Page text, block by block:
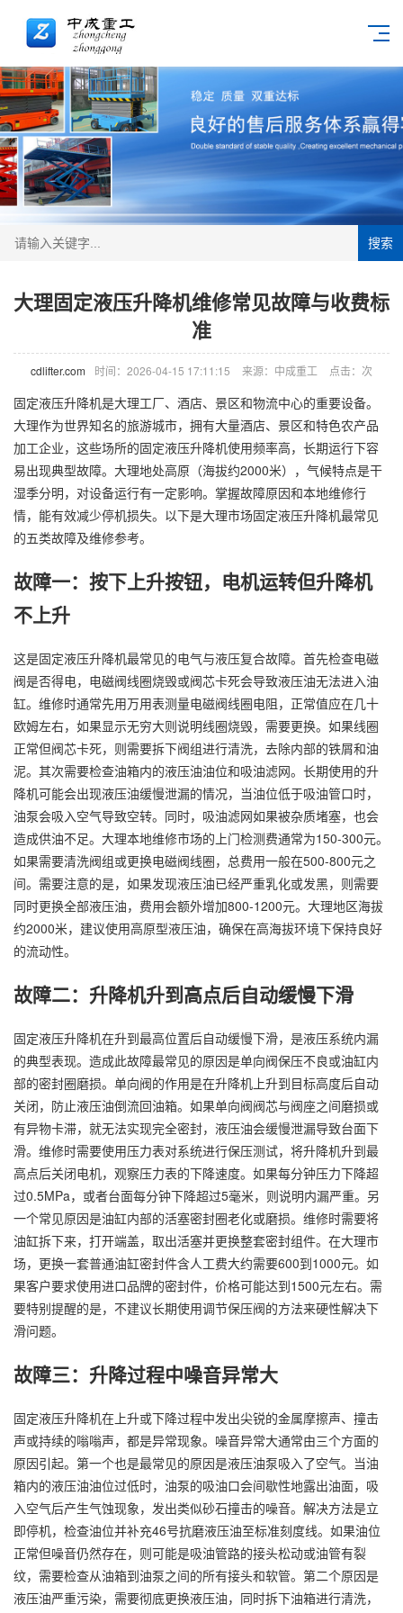
搜索
大理固定液压升降机维修常见故障与收费标
准
cdlifter.com 时间：2026-04-15 17:11:15 来源：中成重工 点击： 次
固定液压升降机是大理工厂、酒店、景区和物流中心的重要设备。
大理作为世界知名的旅游城市，拥有大量酒店、景区和特色农产品
加工企业，这些场所的固定液压升降机使用频率高，长期运行下容
易出现典型故障。大理地处高原（海拔约2000米），气候特点是干
湿季分明，对设备运行有一定影响。掌握故障原因和本地维修行
情，能有效减少停机损失。以下是大理市场固定液压升降机最常见
的五类故障及维修参考。
故障一：按下上升按钮，电机运转但升降机
不上升
这是固定液压升降机最常见的电气与液压复合故障。首先检查电磁
阀是否得电，电磁阀线圈烧毁或阀芯卡死会导致液压油无法进入油
缸。维修时通常先用万用表测量电磁阀线圈电阻，正常值应在几十
欧姆左右，如果显示无穷大则说明线圈烧毁，需要更换。如果线圈
正常但阀芯卡死，则需要拆下阀组进行清洗，去除内部的铁屑和油
泥。其次需要检查油箱内的液压油油位和吸油滤网。长期使用的升
降机可能会出现液压油缓慢泄漏的情况，当油位低于吸油管口时，
油泵会吸入空气导致空转。同时，吸油滤网如果被杂质堵塞，也会
造成供油不足。大理本地维修市场的上门检测费通常为150-300元。
如果需要清洗阀组或更换电磁阀线圈，总费用一般在500-800元之
间。需要注意的是，如果发现液压油已经严重乳化或发黑，则需要
同时更换全部液压油，费用会额外增加800-1200元。大理地区海拔
约2000米，建议使用高原型液压油，确保在高海拔环境下保持良好
的流动性。
故障二：升降机升到高点后自动缓慢下滑
固定液压升降机在升到最高位置后自动缓慢下滑，是液压系统内漏
的典型表现。造成此故障最常见的原因是单向阀保压不良或油缸内
部的密封圈磨损。单向阀的作用是在升降机上升到目标高度后自动
关闭，防止液压油倒流回油箱。如果单向阀阀芯与阀座之间磨损或
有异物卡滞，就无法实现完全密封，液压油会缓慢泄漏导致台面下
滑。维修时需要使用压力表对系统进行保压测试，将升降机升到最
高点后关闭电机，观察压力表的下降速度。如果每分钟压力下降超
过0.5MPa，或者台面每分钟下降超过5毫米，则说明内漏严重。另
一个常见原因是油缸内部的活塞密封圈老化或磨损。维修时需要将
油缸拆下来，打开端盖，取出活塞并更换整套密封组件。在大理市
场，更换一套普通油缸密封件含人工费大约需要600到1000元。如
果客户要求使用进口品牌的密封件，价格可能达到1500元左右。需
要特别提醒的是，不建议长期使用调节保压阀的方法来硬性解决下
滑问题。
故障三：升降过程中噪音异常大
固定液压升降机在上升或下降过程中发出尖锐的金属摩擦声、撞击
声或持续的嗡嗡声，都是异常现象。噪音异常大通常由三个方面的
原因引起。第一个也是最常见的原因是液压油泵吸入了空气。当油
箱内的液压油油位过低时，油泵的吸油口会间歇性地露出油面，吸
入空气后产生气蚀现象，发出类似砂石撞击的噪音。解决方法是立
即停机，检查油位并补充46号抗磨液压油至标准刻度线。如果油位
正常但噪音仍然存在，则可能是吸油管路的接头松动或油管有裂
纹，需要检查从油箱到油泵之间的所有接头和软管。第二个原因是
液压油严重污染，需要彻底更换液压油，同时拆下油箱进行清洗，